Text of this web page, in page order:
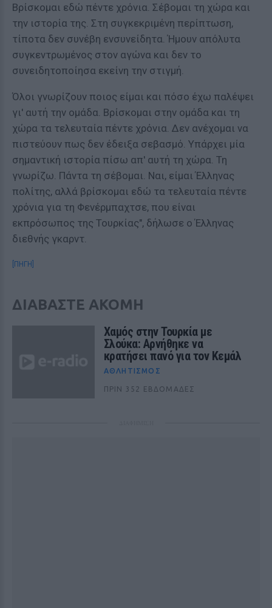
Βρίσκομαι εδώ πέντε χρόνια. Σέβομαι τη χώρα και
την ιστορία της. Στη συγκεκριμένη περίπτωση,
τίποτα δεν συνέβη ενσυνείδητα. Ήμουν απόλυτα
συγκεντρωμένος στον αγώνα και δεν το
συνειδητοποίησα εκείνη την στιγμή.
Όλοι γνωρίζουν ποιος είμαι και πόσο έχω παλέψει
γι' αυτή την ομάδα. Βρίσκομαι στην ομάδα και τη
χώρα τα τελευταία πέντε χρόνια. Δεν ανέχομαι να
πιστεύουν πως δεν έδειξα σεβασμό. Υπάρχει μία
σημαντική ιστορία πίσω απ' αυτή τη χώρα. Τη
γνωρίζω. Πάντα τη σέβομαι. Ναι, είμαι Έλληνας
πολίτης, αλλά βρίσκομαι εδώ τα τελευταία πέντε
χρόνια για τη Φενέρμπαχτσε, που είναι
εκπρόσωπος της Τουρκίας", δήλωσε ο Έλληνας
διεθνής γκαρντ.
[ΠΗΓΗ]
ΔΙΑΒΑΣΤΕ ΑΚΟΜΗ
Χαμός στην Τουρκία με
Σλούκα: Αρνήθηκε να
κρατήσει πανό για τον Κεμάλ
ΑΘΛΗΤΙΣΜΌΣ
ΠΡΙΝ 352 ΕΒΔΟΜΆΔΕΣ